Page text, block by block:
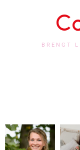
BRENGT